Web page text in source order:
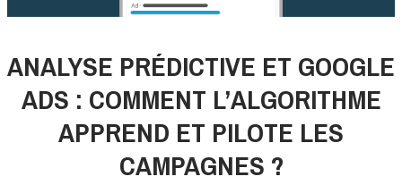
ANALYSE PRÉDICTIVE ET GOOGLE
ADS : COMMENT L’ALGORITHME
APPREND ET PILOTE LES
CAMPAGNES ?